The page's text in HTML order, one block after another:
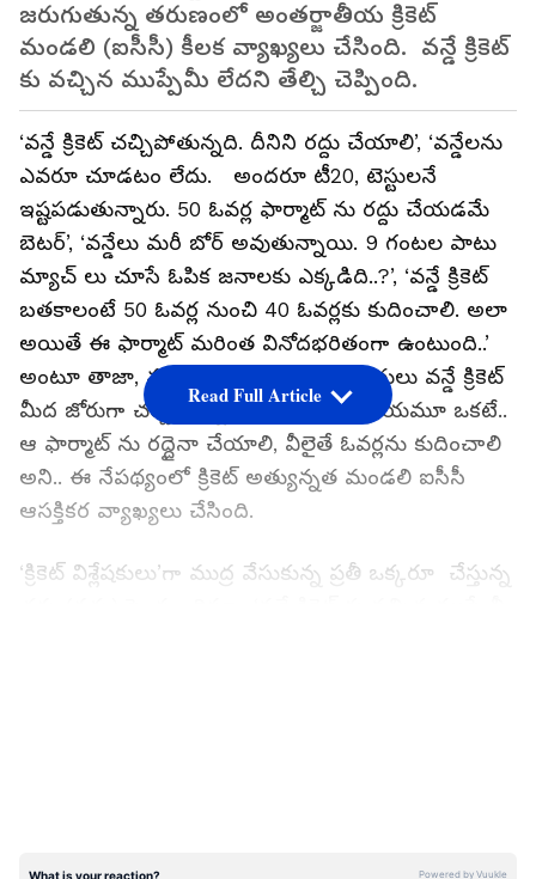
జరుగుతున్న తరుణంలో అంతర్జాతీయ క్రికెట్
మండలి (ఐసీసీ) కీలక వ్యాఖ్యలు చేసింది. వన్డే క్రికెట్
కు వచ్చిన ముప్పేమీ లేదని తేల్చి చెప్పింది.
‘వన్డే క్రికెట్ చచ్చిపోతున్నది. దీనిని రద్దు చేయాలి’, ‘వన్డేలను
ఎవరూ చూడటం లేదు. అందరూ టీ20, టెస్టులనే
ఇష్టపడుతున్నారు. 50 ఓవర్ల ఫార్మాట్ ను రద్దు చేయడమే
బెటర్’, ‘వన్డేలు మరీ బోర్ అవుతున్నాయి. 9 గంటల పాటు
మ్యాచ్ లు చూసే ఓపిక జనాలకు ఎక్కడిది..?’, ‘వన్డే క్రికెట్
బతకాలంటే 50 ఓవర్ల నుంచి 40 ఓవర్లకు కుదించాలి. అలా
అయితే ఈ ఫార్మాట్ మరింత వినోదభరితంగా ఉంటుంది..’
అంటూ తాజా, మాజీ క్రికెటర్లు, క్రికెట్ పండితులు వన్డే క్రికెట్
మీద జోరుగా చర్చిస్తున్నారు. అందరీ అభిప్రాయమూ ఒకటే..
ఆ ఫార్మాట్ ను రద్దైనా చేయాలి, వీలైతే ఓవర్లను కుదించాలి
అని.. ఈ నేపథ్యంలో క్రికెట్ అత్యున్నత మండలి ఐసీసీ
ఆసక్తికర వ్యాఖ్యలు చేసింది.
‘క్రికెట్ విశ్లేషకులు’గా ముద్ర వేసుకున్న ప్రతీ ఒక్కరూ చేస్తున్న
సంచలన ప్రకటన చేశాడు. అతడు రిటైర్మెంట్
Read Full Article